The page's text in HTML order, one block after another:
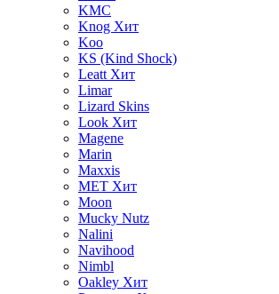
KMC
Knog Хит
Koo
KS (Kind Shock)
Leatt Хит
Limar
Lizard Skins
Look Хит
Magene
Marin
Maxxis
MET Хит
Moon
Mucky Nutz
Nalini
Navihood
Nimbl
Oakley Хит